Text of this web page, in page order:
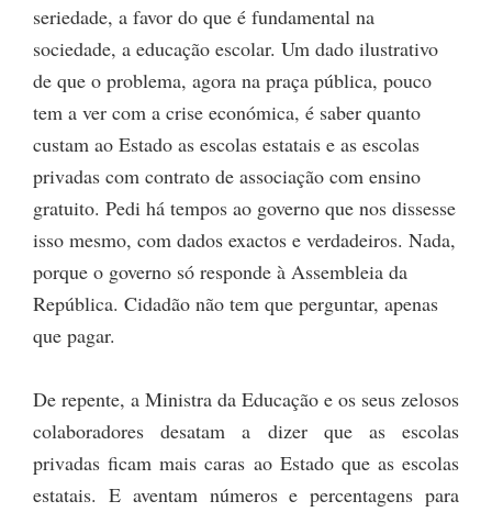
seriedade, a favor do que é fundamental na
sociedade, a educação escolar. Um dado ilustrativo
de que o problema, agora na praça pública, pouco
tem a ver com a crise económica, é saber quanto
custam ao Estado as escolas estatais e as escolas
privadas com contrato de associação com ensino
gratuito. Pedi há tempos ao governo que nos dissesse
isso mesmo, com dados exactos e verdadeiros. Nada,
porque o governo só responde à Assembleia da
República. Cidadão não tem que perguntar, apenas
que pagar.
De repente, a Ministra da Educação e os seus zelosos
colaboradores desatam a dizer que as escolas
privadas ficam mais caras ao Estado que as escolas
estatais. E aventam números e percentagens para